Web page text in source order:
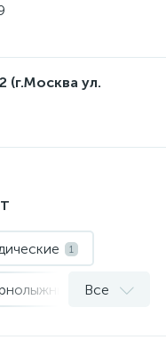
(г.Москва ул.
1
1
Все